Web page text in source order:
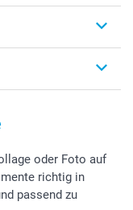
oder Foto auf
richtig in
passend zu